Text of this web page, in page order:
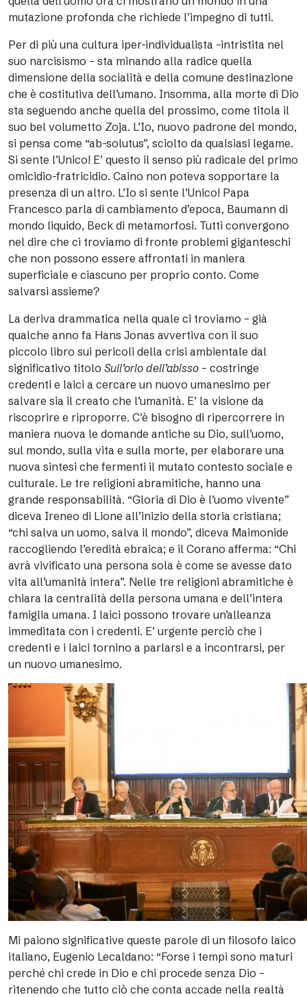
mutazione profonda che richiede l’impegno di tutti.
Per di più una cultura iper-individualista –intristita nel
suo narcisismo – sta minando alla radice quella
dimensione della socialità e della comune destinazione
che è costitutiva dell’umano. Insomma, alla morte di Dio
sta seguendo anche quella del prossimo, come titola il
suo bel volumetto Zoja. L’Io, nuovo padrone del mondo,
si pensa come “ab-solutus”, sciolto da qualsiasi legame.
Si sente l’Unico! E’ questo il senso più radicale del primo
omicidio-fratricidio. Caino non poteva sopportare la
presenza di un altro. L’Io si sente l’Unico! Papa
Francesco parla di cambiamento d’epoca, Baumann di
mondo liquido, Beck di metamorfosi. Tutti convergono
nel dire che ci troviamo di fronte problemi giganteschi
che non possono essere affrontati in maniera
superficiale e ciascuno per proprio conto. Come
salvarsi assieme?
La deriva drammatica nella quale ci troviamo – già
qualche anno fa Hans Jonas avvertiva con il suo
piccolo libro sui pericoli della crisi ambientale dal
significativo titolo Sull’orlo dell’abisso – costringe
credenti e laici a cercare un nuovo umanesimo per
salvare sia il creato che l’umanità. E’ la visione da
riscoprire e riproporre. C’è bisogno di ripercorrere in
maniera nuova le domande antiche su Dio, sull’uomo,
sul mondo, sulla vita e sulla morte, per elaborare una
nuova sintesi che fermenti il mutato contesto sociale e
culturale. Le tre religioni abramitiche, hanno una
grande responsabilità. “Gloria di Dio è l’uomo vivente”
diceva Ireneo di Lione all’inizio della storia cristiana;
“chi salva un uomo, salva il mondo”, diceva Maimonide
raccogliendo l’eredità ebraica; e il Corano afferma: “Chi
avrà vivificato una persona sola è come se avesse dato
vita all’umanità intera”. Nelle tre religioni abramitiche è
chiara la centralità della persona umana e dell’intera
famiglia umana. I laici possono trovare un’alleanza
immeditata con i credenti. E’ urgente perciò che i
credenti e i laici tornino a parlarsi e a incontrarsi, per
un nuovo umanesimo.
Mi paiono significative queste parole di un filosofo laico
italiano, Eugenio Lecaldano: “Forse i tempi sono maturi
perché chi crede in Dio e chi procede senza Dio –
ritenendo che tutto ciò che conta accade nella realtà